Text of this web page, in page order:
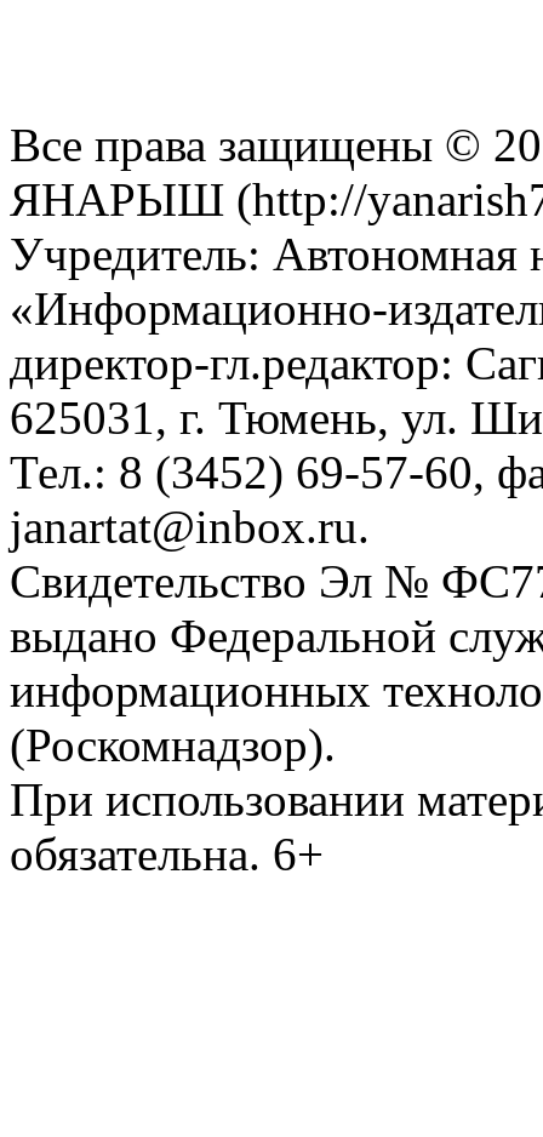
Все права защищены ©
ЯНАРЫШ (http://
Учредитель: Автономная
«Информационно-
директор-гл.редактор:
625031, г. Тюмень, ул.
Тел.: 8 (3452) 69-57-60,
janartat@inbox.ru.
Свидетельство Эл №
выдано Федеральной
информационных
(Роскомнадзор).
При использовании
обязательна. 6+